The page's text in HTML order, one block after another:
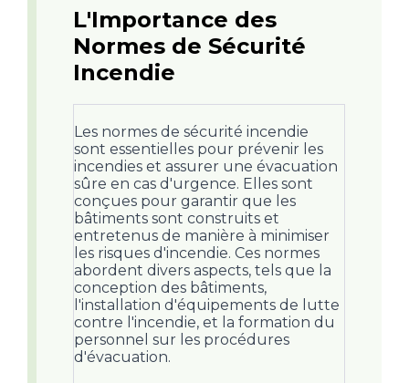
L'Importance des
Normes de Sécurité
Incendie
Les normes de sécurité incendie
sont essentielles pour prévenir les
incendies et assurer une évacuation
sûre en cas d'urgence. Elles sont
conçues pour garantir que les
bâtiments sont construits et
entretenus de manière à minimiser
les risques d'incendie. Ces normes
abordent divers aspects, tels que la
conception des bâtiments,
l'installation d'équipements de lutte
contre l'incendie, et la formation du
personnel sur les procédures
d'évacuation.